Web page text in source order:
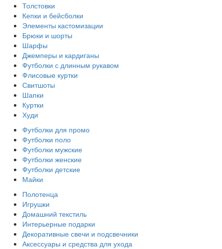
Толстовки
Кепки и бейсболки
Элементы кастомизации
Брюки и шорты
Шарфы
Джемперы и кардиганы
Футболки с длинным рукавом
Флисовые куртки
Свитшоты
Шапки
Куртки
Худи
Футболки для промо
Футболки поло
Футболки мужские
Футболки женские
Футболки детские
Майки
Полотенца
Игрушки
Домашний текстиль
Интерьерные подарки
Декоративные свечи и подсвечники
Аксессуары и средства для ухода